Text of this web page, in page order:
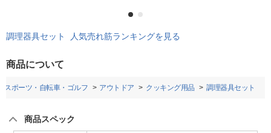
調理器具セット 人気売れ筋ランキングを見る
商品について
スポーツ・自転車・ゴルフ アウトドア クッキング用品 調理器具セット
商品スペック